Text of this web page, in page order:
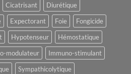
Cicatrisant
Diurétique
Expectorant Foie
Fongicide
Hypotenseur
Hémostatique
modulateur
Immuno-stimulant
Sympathicolytique